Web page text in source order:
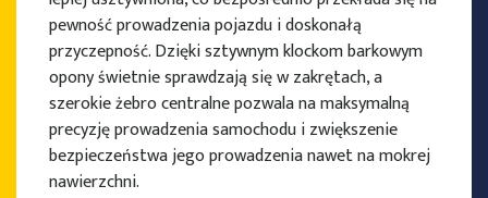
pewność prowadzenia pojazdu i doskonałą
przyczepność. Dzięki sztywnym klockom barkowym
opony świetnie sprawdzają się w zakrętach, a
szerokie żebro centralne pozwala na maksymalną
precyzję prowadzenia samochodu i zwiększenie
bezpieczeństwa jego prowadzenia nawet na mokrej
nawierzchni.